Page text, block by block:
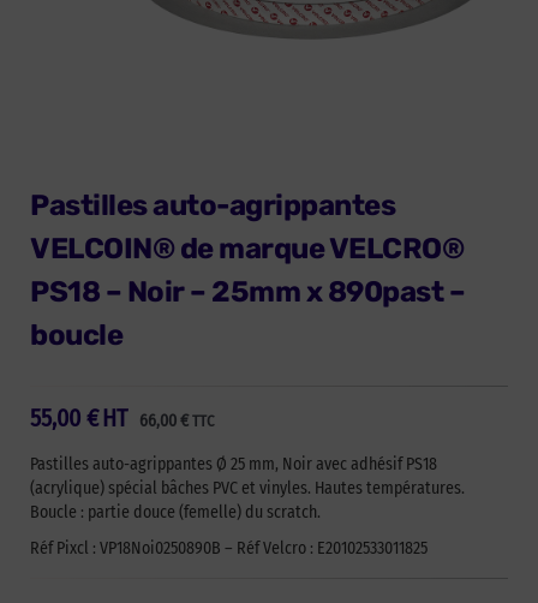
Pastilles auto-agrippantes
VELCOIN® de marque VELCRO®
PS18 – Noir – 25mm x 890past –
boucle
55,00 € 66,00€ TTC
HT
Pastilles auto-agrippantes Ø 25 mm, Noir avec adhésif PS18
(acrylique) spécial bâches PVC et vinyles. Hautes températures.
Boucle : partie douce (femelle) du scratch.
Réf Pixcl : VP18Noi0250890B – Réf Velcro : E20102533011825